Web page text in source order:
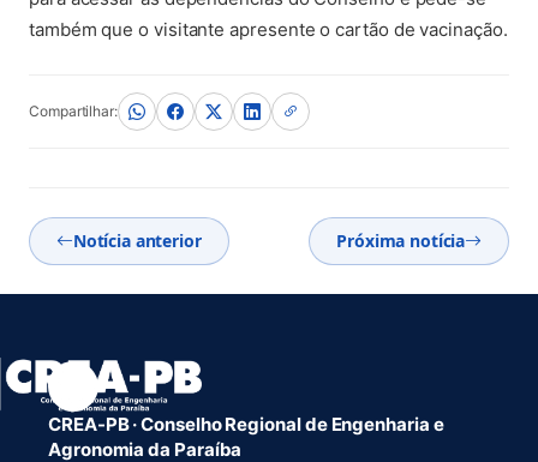
também que o visitante apresente o cartão de vacinação.
Compartilhar:
Notícia anterior Próxima notícia
CREA-PB · Conselho Regional de Engenharia e
Agronomia da Paraíba